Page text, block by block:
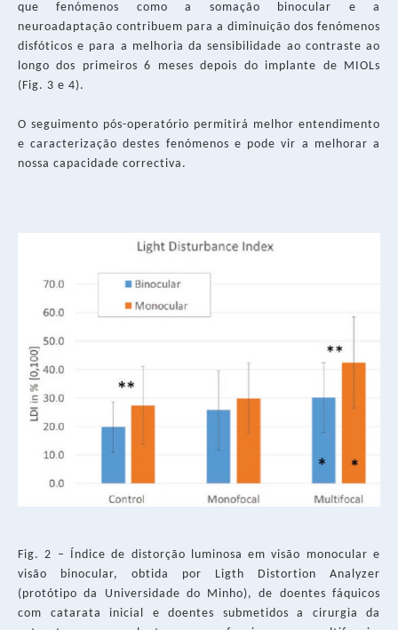
que fenómenos como a somação binocular e a
neuroadaptação contribuem para a diminuição dos fenómenos
disfóticos e para a melhoria da sensibilidade ao contraste ao
longo dos primeiros 6 meses depois do implante de MIOLs
(Fig. 3 e 4).
O seguimento pós-operatório permitirá melhor entendimento
e caracterização destes fenómenos e pode vir a melhorar a
nossa capacidade correctiva.
Fig. 2 – Índice de distorção luminosa em visão monocular e
visão binocular, obtida por Ligth Distortion Analyzer
(protótipo da Universidade do Minho), de doentes fáquicos
com catarata inicial e doentes submetidos a cirurgia da